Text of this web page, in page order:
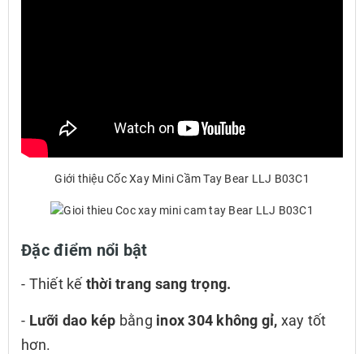
Giới thiệu Cốc Xay Mini Cầm Tay Bear LLJ B03C1
Đặc điểm nổi bật
- Thiết kếthời trang sang trọng.
- Lưỡi dao kép bằng inox 304 không gỉ, xay tốt
hơn.